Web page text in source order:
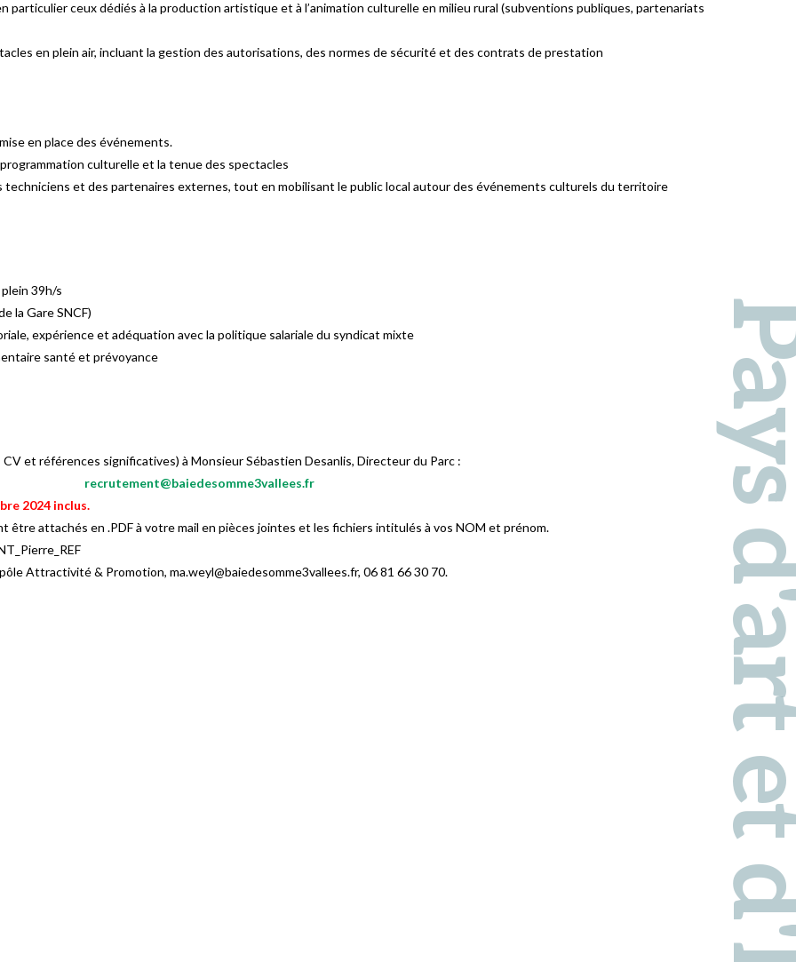
ceux dédiés à la production artistique et à l’animation culturelle en milieu rural (subventions publiques, partenariats
en plein air, incluant la gestion des autorisations, des normes de sécurité et des contrats de prestation
en place des événements.
culturelle et la tenue des spectacles​
et des partenaires externes, tout en mobilisant le public local autour des événements culturels du territoire​
39h/s
la Gare SNCF)
expérience et adéquation avec la politique salariale du syndicat mixte
santé et prévoyance
et références significatives) à Monsieur Sébastien Desanlis, Directeur du Parc :
recrutement@baiedesomme3vallees.fr
2024 inclus.
attachés en .PDF à votre mail en pièces jointes et les fichiers intitulés à vos NOM et prénom.
Attractivité & Promotion, ma.weyl@baiedesomme3vallees.fr, 06 81 66 30 70.